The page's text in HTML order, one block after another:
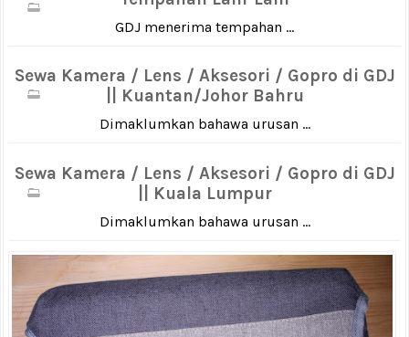
GDJ menerima tempahan ...
Sewa Kamera / Lens / Aksesori / Gopro di GDJ
|| Kuantan/Johor Bahru
Dimaklumkan bahawa urusan ...
Sewa Kamera / Lens / Aksesori / Gopro di GDJ
|| Kuala Lumpur
Dimaklumkan bahawa urusan ...